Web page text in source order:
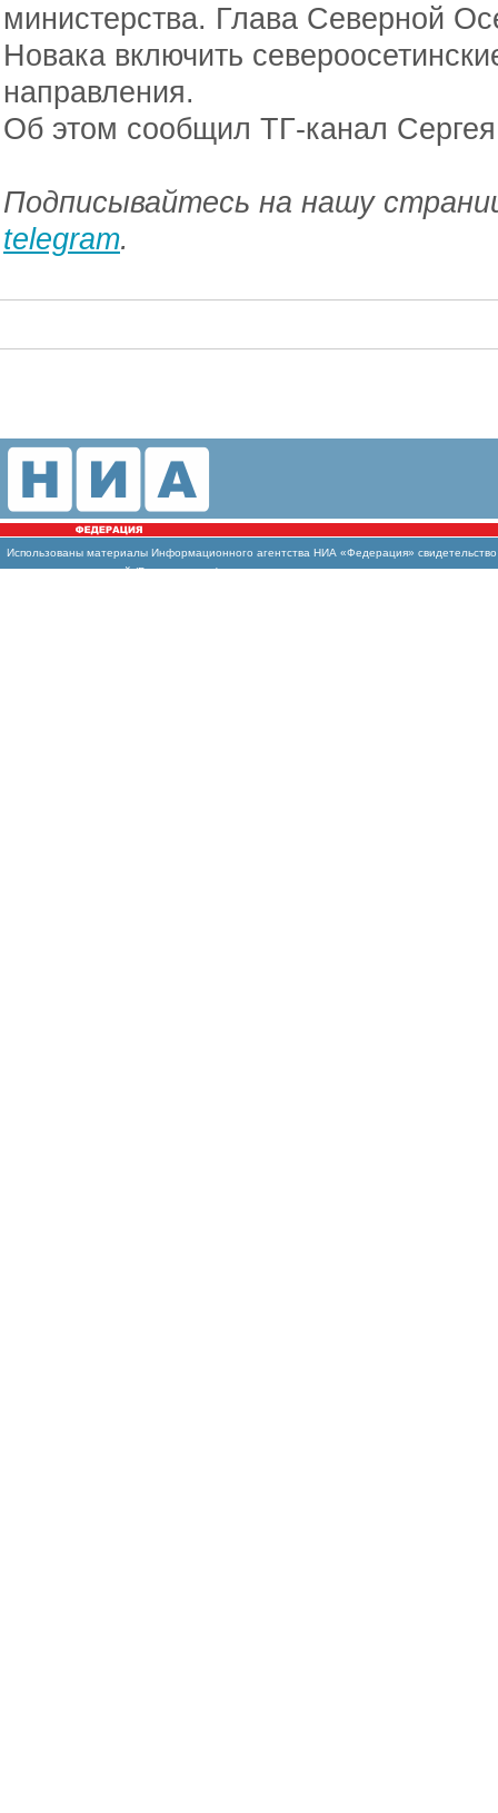
министерства. Глава Северной
Новака включить
направления.
Об этом сообщил ТГ-канал
Подписывайтесь на нашу
telegram.
Использованы материалы Информационного агентства НИА «Федерация»
массовых коммуникаций (Роскомнадзор)